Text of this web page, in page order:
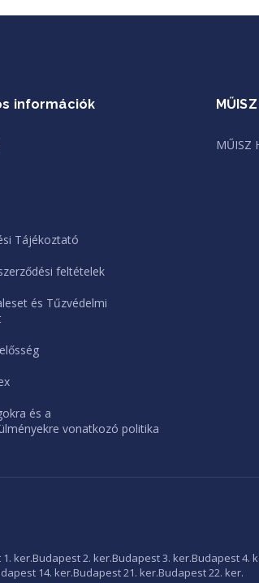
információk
Tájékoztató
feltételek
és Tűzvédelmi
és a
vonatkozó politika
MŰISZ
ker.Budapest 2. ker.Budapest 3. ker.Budapest 4.
14. ker.Budapest 21. ker.Budapest 22. ker.